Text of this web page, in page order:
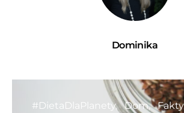
Dominika
#DietaDlaPlanety Dom Fakty